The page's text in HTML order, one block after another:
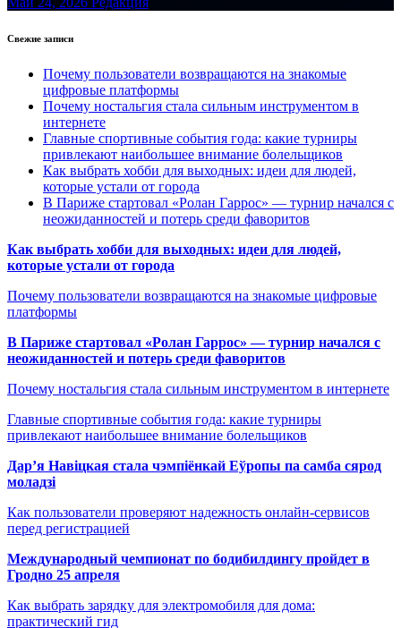
Свежие записи
Почему пользователи возвращаются на знакомые
цифровые платформы
Почему ностальгия стала сильным инструментом в
интернете
Главные спортивные события года: какие турниры
привлекают наибольшее внимание болельщиков
Как выбрать хобби для выходных: идеи для людей,
которые устали от города
В Париже стартовал «Ролан Гаррос» — турнир начался с
неожиданностей и потерь среди фаворитов
Как выбрать хобби для выходных: идеи для людей,
которые устали от города
Почему пользователи возвращаются на знакомые цифровые
платформы
В Париже стартовал «Ролан Гаррос» — турнир начался с
неожиданностей и потерь среди фаворитов
Почему ностальгия стала сильным инструментом в интернете
Главные спортивные события года: какие турниры
привлекают наибольшее внимание болельщиков
Дар’я Навіцкая стала чэмпіёнкай Еўропы па самба сярод
моладзі
Как пользователи проверяют надежность онлайн-сервисов
перед регистрацией
Международный чемпионат по бодибилдингу пройдет в
Гродно 25 апреля
Как выбрать зарядку для электромобиля для дома:
практический гид